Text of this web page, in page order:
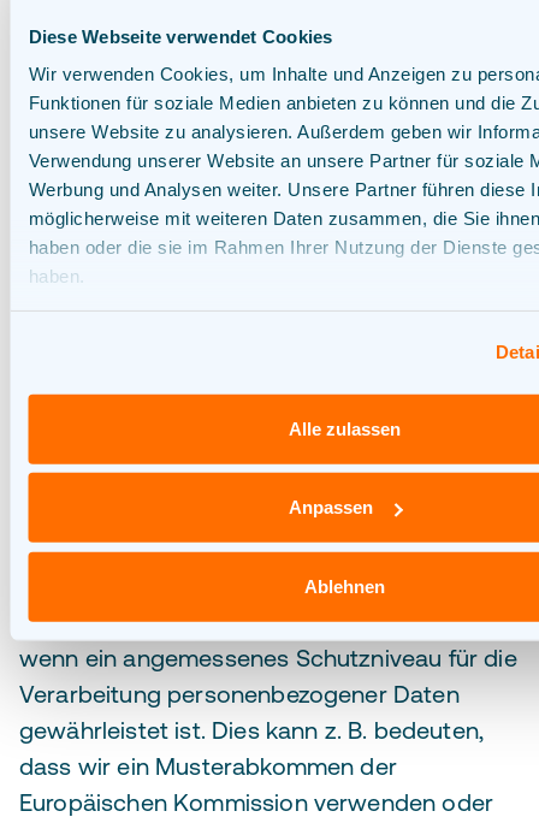
Diese Webseite verwendet Cookies
Wir verwenden Cookies, um Inhalte und Anzeigen zu
Funktionen für soziale Medien anbieten zu können und die
unsere Website zu analysieren. Außerdem geben wir
Verwendung unserer Website an unsere Partner für soziale
Werbung und Analysen weiter. Unsere Partner führen diese
möglicherweise mit weiteren Daten zusammen, die Sie
haben oder die sie im Rahmen Ihrer Nutzung der Dienste
haben.
Alle zulassen
Anpassen
Ablehnen
Wenn der Dritte, an den Ihre Daten
weitergegeben werden, als
Auftragsverarbeiter im Sinne des AVG gilt,
schließen wir mit diesem Dritten einen
Auftragsverarbeitungsvertrag ab.
Grundsätzlich geben wir keine
personenbezogenen Daten an Parteien
außerhalb des Europäischen
Wirtschaftsraums („EWR“) weiter. Sollten wir
jedoch beschließen, Ihre personenbezogenen
Daten an Parteien außerhalb des EWR
weiterzugeben, werden wir dies nur tun,
wenn ein angemessenes Schutzniveau für die
Verarbeitung personenbezogener Daten
gewährleistet ist. Dies kann z. B. bedeuten,
dass wir ein Musterabkommen der
Europäischen Kommission verwenden oder